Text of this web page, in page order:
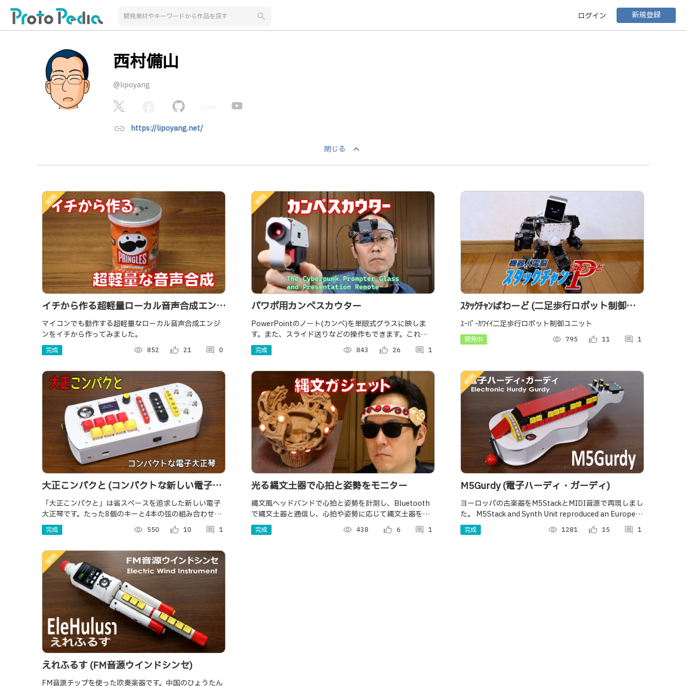
search ログイン 新規登録
西村備山
@lipoyang
link
https://lipoyang.net/
閉じる
keyboard_arrow_up
イチから作る超軽量ローカル音声合成エンジ
ン
マイコンでも動作する超軽量なローカル音声合成エンジ
ンをイチから作ってみました。
完成 visibility 852 thumb_up_alt 21 comment 0
パワポ用カンペスカウター
PowerPointのノート(カンペ)を単眼式グラスに映しま
す。また、スライド送りなどの操作もできます。これで登
壇すれば、つかみはOKです。出オチとも言います。
完成 visibility 843 thumb_up_alt 26 comment 1
ｽﾀｯｸﾁｬﾝぱわーど (二足歩行ロボット制御ユ
ニット)
ｽｰﾊﾟｰｶﾜｲｲ二足歩行ロボット制御ユニット
開発中 visibility 795 thumb_up_alt 11 comment 1
大正こンパクと (コンパクトな新しい電子大
正琴)
「大正こンパクと」は省スペースを追求した新しい電子
大正琴です。たった8個のキーと4本の弦の組み合わせで
2オクターブ以上の音域をカバーします。
完成 visibility 550 thumb_up_alt 10 comment 1
光る縄文土器で心拍と姿勢をモニター
縄文風ヘッドバンドで心拍と姿勢を計測し、Bluetooth
で縄文土器と通信し、心拍や姿勢に応じて縄文土器を発
光させます。縄文のパワーがデスクに癒しと正しい姿勢
をもたらします。
完成 visibility 438 thumb_up_alt 6 comment 1
M5Gurdy (電子ハーディ・ガーディ)
ヨーロッパの古楽器をM5StackとMIDI音源で再現しまし
た。 M5Stack and Synth Unit reproduced an European
folk instrument.
完成 visibility 1281 thumb_up_alt 15 comment 1
えれふるす (FM音源ウインドシンセ)
FM音源チップを使った吹奏楽器です。中国のひょうたん